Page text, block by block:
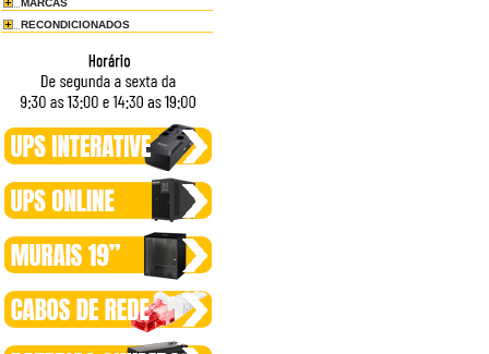
MARCAS
RECONDICIONADOS